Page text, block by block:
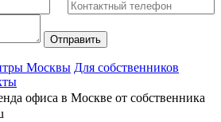
Москвы Для собственников
офиса в Москве от собственника